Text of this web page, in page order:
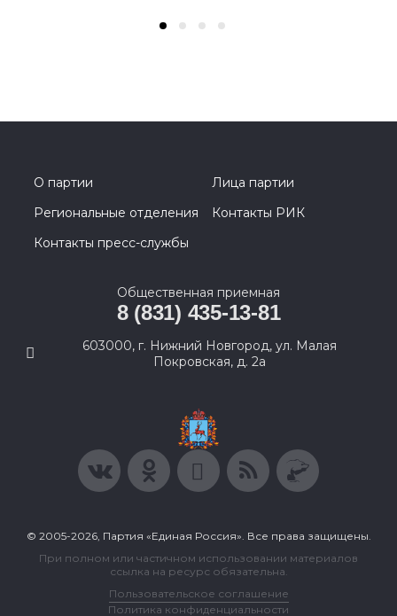
О партии
Лица партии
Региональные отделения
Контакты РИК
Контакты пресс-службы
Общественная приемная
8 (831) 435-13-81
603000, г. Нижний Новгород, ул. Малая
Покровская, д. 2а
© 2005-2026, Партия «Единая Россия». Все права защищены.
При полном или частичном использовании материалов
ссылка на ресурс обязательна.
Пользовательское соглашение
Политика конфиденциальности